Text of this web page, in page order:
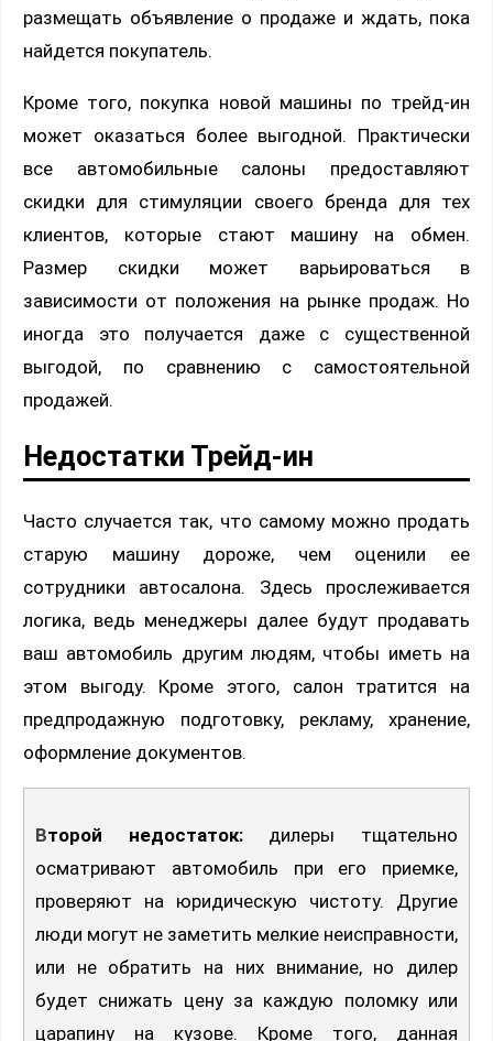
размещать объявление о продаже и ждать, пока
найдется покупатель.
Кроме того, покупка новой машины по трейд-ин
может оказаться более выгодной. Практически
все автомобильные салоны предоставляют
скидки для стимуляции своего бренда для тех
клиентов, которые стают машину на обмен.
Размер скидки может варьироваться в
зависимости от положения на рынке продаж. Но
иногда это получается даже с существенной
выгодой, по сравнению с самостоятельной
продажей.
Недостатки Трейд-ин
Часто случается так, что самому можно продать
старую машину дороже, чем оценили ее
сотрудники автосалона. Здесь прослеживается
логика, ведь менеджеры далее будут продавать
ваш автомобиль другим людям, чтобы иметь на
этом выгоду. Кроме этого, салон тратится на
предпродажную подготовку, рекламу, хранение,
оформление документов.
Второй недостаток:дилеры тщательно
осматривают автомобиль при его приемке,
проверяют на юридическую чистоту. Другие
люди могут не заметить мелкие неисправности,
или не обратить на них внимание, но дилер
будет снижать цену за каждую поломку или
царапину на кузове. Кроме того, данная